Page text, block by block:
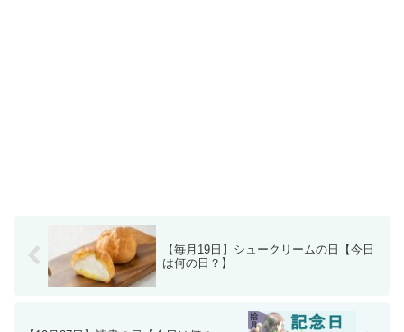
【毎月19日】シュークリームの日【今日
は何の日？】